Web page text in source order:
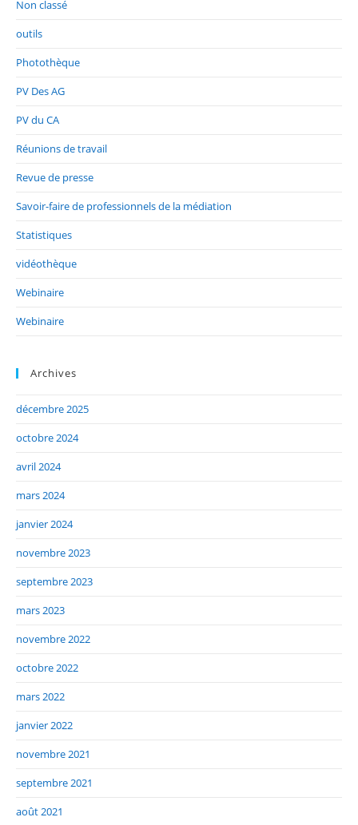
Non classé
outils
Photothèque
PV Des AG
PV du CA
Réunions de travail
Revue de presse
Savoir-faire de professionnels de la médiation
Statistiques
vidéothèque
Webinaire
Webinaire
Archives
décembre 2025
octobre 2024
avril 2024
mars 2024
janvier 2024
novembre 2023
septembre 2023
mars 2023
novembre 2022
octobre 2022
mars 2022
janvier 2022
novembre 2021
septembre 2021
août 2021